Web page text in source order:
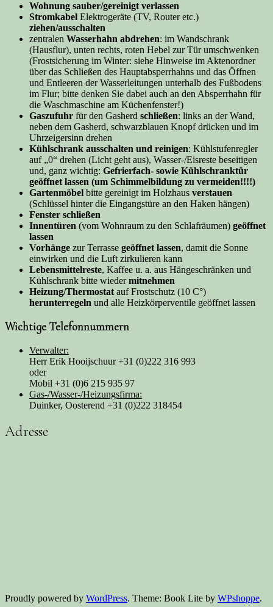
Wohnung sauber/gereinigt verlassen
Stromkabel Elektrogeräte (TV, Router etc.)
ziehen/ausschalten
zentralen Wasserhahn abdrehen: im Wandschrank
(Hausflur), unten rechts, roten Hebel zur Tür umschwenken
(Frostsicherung im Winter: siehe Hinweise im Aktenordner
über das Schließen des Hauptabsperrhahns und das Öffnen
und Entleeren der Wasserleitungen unterhalb des Fußbodens
im Flur; bitte denken Sie dabei auch an den Absperrhahn für
die Waschmaschine am Küchenfenster!)
Gaszufuhr für den Gasherd schließen: links an der Wand,
neben dem Gasherd, schwarzblauen Knopf drücken und im
Uhrzeigersinn drehen
Kühlschrank ausschalten und reinigen: Kühlstufenregler
auf „0“ drehen (Licht geht aus), Wasser-/Eisreste beseitigen
und, ganz wichtig: Gefrierfach- sowie Kühlschranktür
geöffnet lassen (um Schimmelbildung zu vermeiden!!!!)
Gartenmöbel bitte gereinigt im Holzhaus verstauen
(Schlüssel hinter die Eingangstüre an den Haken hängen)
Fenster schließen
Innentüren (vom Wohnraum zu den Schlafräumen) geöffnet
lassen
Vorhänge zur Terrasse geöffnet lassen, damit die Sonne
einwirken und die Luft zirkulieren kann
Lebensmittelreste, Kaffee u. a. aus Hängeschränken und
Kühlschrank bitte wiedermitnehmen
Heizung/Thermostat auf Frostschutz (10 C°)
herunterregeln und alle Heizkörperventile geöffnet lassen
Wichtige Telefonnummern
Verwalter:
Herr Erik Hooijschuur +31 (0)222 316 993
oder
Mobil +31 (0)6 215 935 97
Gas-/Wasser-/Heizungsfirma:
Duinker, Oosterend +31 (0)222 318454
Adresse
Proudly powered by WordPress. Theme: Book Lite by WPshoppe.